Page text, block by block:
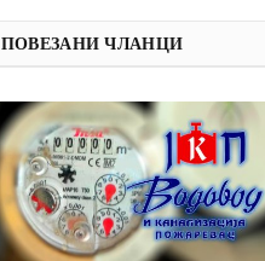
ПОВЕЗАНИ ЧЛАНЦИ